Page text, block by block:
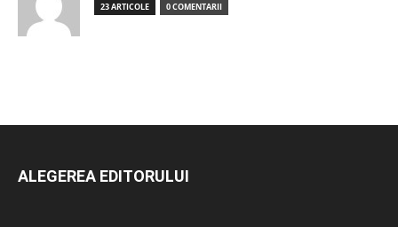
23 ARTICOLE 0 COMENTARII
ALEGEREA EDITORULUI